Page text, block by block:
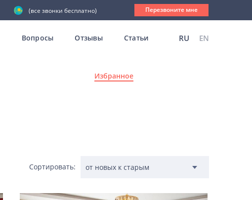
(все звонки бесплатно) Перезвоните мне
Вопросы Отзывы Статьи RU EN
Избранное
Сортировать: